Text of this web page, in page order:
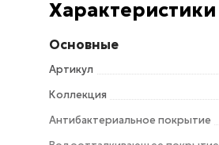
Характеристики
Основные
Артикул
Коллекция
Антибактериальное покрытие